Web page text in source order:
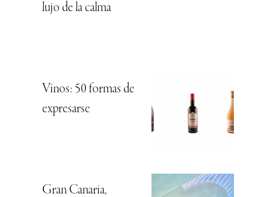
lujo de la calma
Vinos: 50 formas de
expresarse
Gran Canaria,